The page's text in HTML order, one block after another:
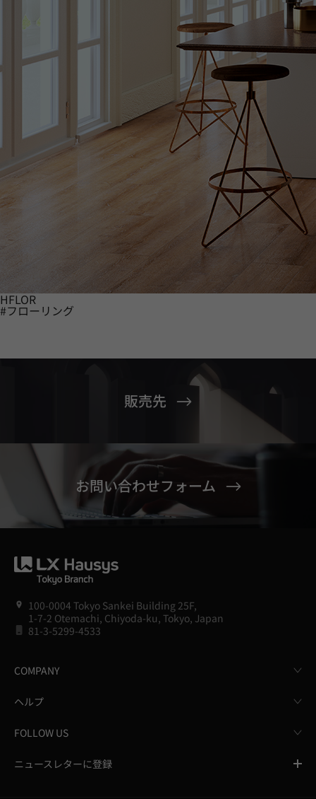
HFLOR
#フローリング
販売先
お問い合わせフォーム
100-0004 Tokyo Sankei Building 25F,
1-7-2 Otemachi, Chiyoda-ku, Tokyo, Japan
81-3-5299-4533
COMPANY
ヘルプ
FOLLOW US
ニュースレターに登録